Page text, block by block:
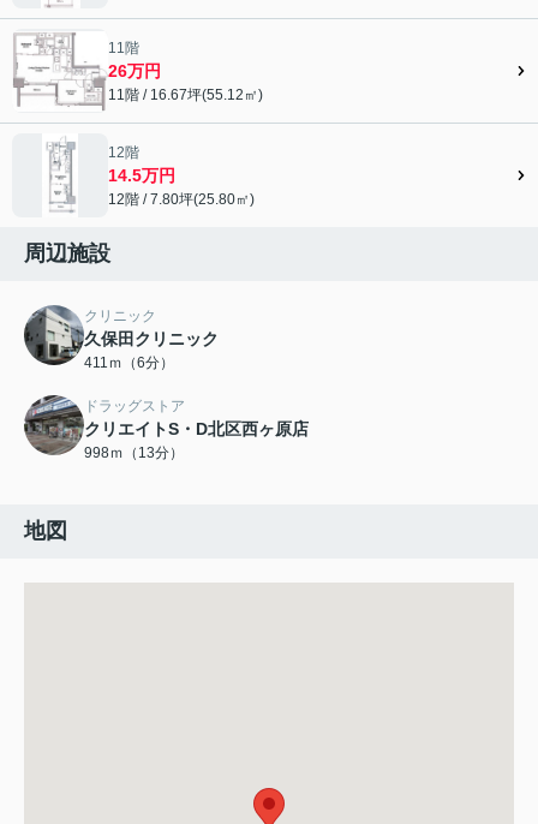
11階
26万円
11階 / 16.67坪(55.12㎡)
12階
14.5万円
12階 / 7.80坪(25.80㎡)
周辺施設
クリニック
久保田クリニック
411ｍ（6分）
ドラッグストア
クリエイトS・D北区西ヶ原店
998ｍ（13分）
地図